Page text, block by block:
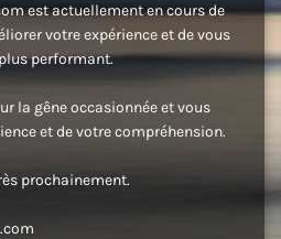
est actuellement en cours de
votre expérience et de vous
performant.
la gêne occasionnée et vous
et de votre compréhension.
prochainement.